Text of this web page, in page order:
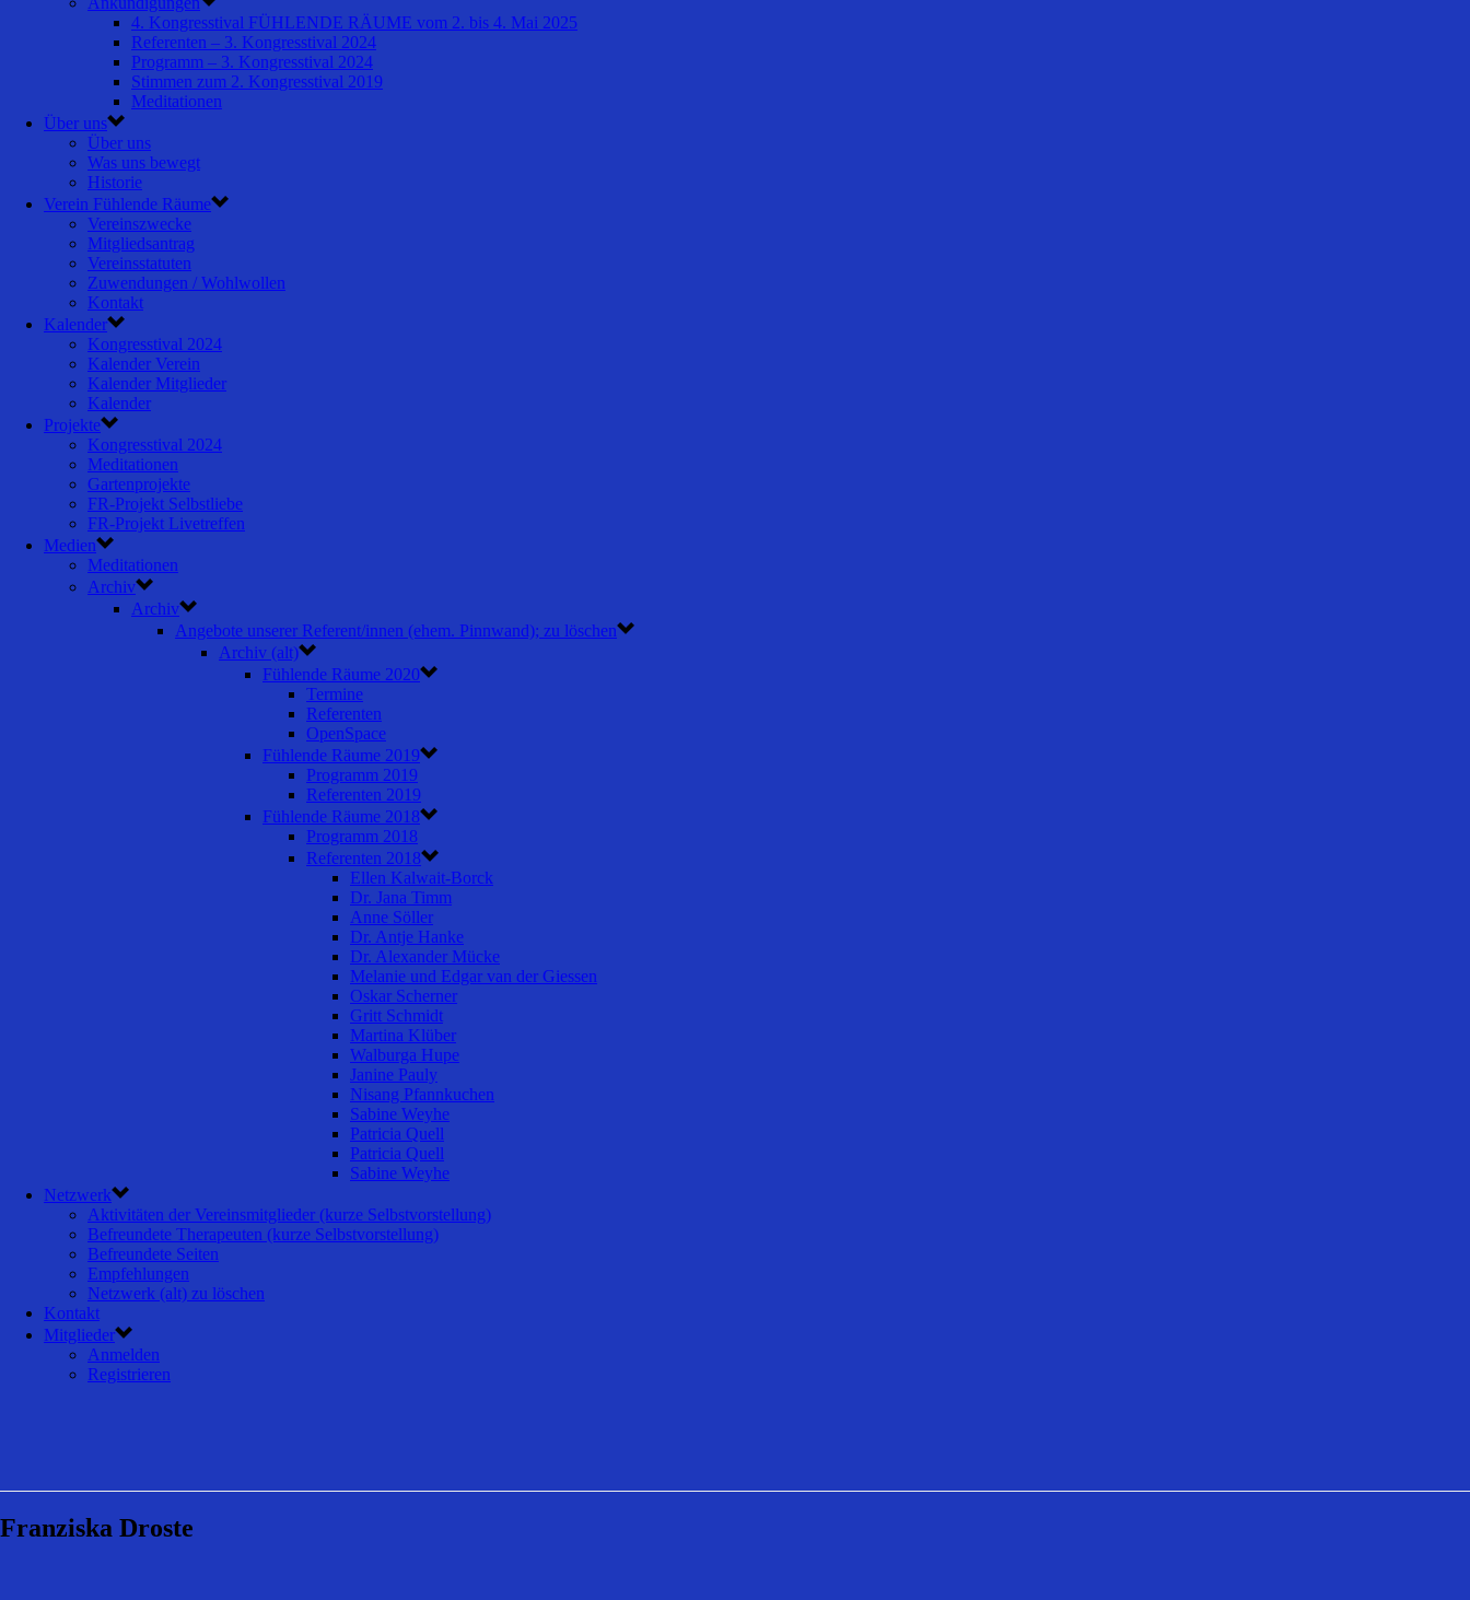
4. Kongresstival FÜHLENDE RÄUME vom 2. bis 4. Mai 2025
Referenten – 3. Kongresstival 2024
Programm – 3. Kongresstival 2024
Stimmen zum 2. Kongresstival 2019
Meditationen
Über uns
Über uns
Was uns bewegt
Historie
Verein Fühlende Räume
Vereinszwecke
Mitgliedsantrag
Vereinsstatuten
Zuwendungen / Wohlwollen
Kontakt
Kalender
Kongresstival 2024
Kalender Verein
Kalender Mitglieder
Kalender
Projekte
Kongresstival 2024
Meditationen
Gartenprojekte
FR-Projekt Selbstliebe
FR-Projekt Livetreffen
Medien
Meditationen
Archiv
Archiv
Angebote unserer Referent/innen (ehem. Pinnwand); zu löschen
Archiv (alt)
Fühlende Räume 2020
Termine
Referenten
OpenSpace
Fühlende Räume 2019
Programm 2019
Referenten 2019
Fühlende Räume 2018
Programm 2018
Referenten 2018
Ellen Kalwait-Borck
Dr. Jana Timm
Anne Söller
Dr. Antje Hanke
Dr. Alexander Mücke
Melanie und Edgar van der Giessen
Oskar Scherner
Gritt Schmidt
Martina Klüber
Walburga Hupe
Janine Pauly
Nisang Pfannkuchen
Sabine Weyhe
Patricia Quell
Patricia Quell
Sabine Weyhe
Netzwerk
Aktivitäten der Vereinsmitglieder (kurze Selbstvorstellung)
Befreundete Therapeuten (kurze Selbstvorstellung)
Befreundete Seiten
Empfehlungen
Netzwerk (alt) zu löschen
Kontakt
Mitglieder
Anmelden
Registrieren
Franziska Droste